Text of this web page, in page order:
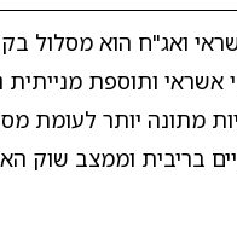
ואג"ח הוא מסלול
אשראי ותוספת
מתונה יותר לעומת
בריבית וממצב שוק